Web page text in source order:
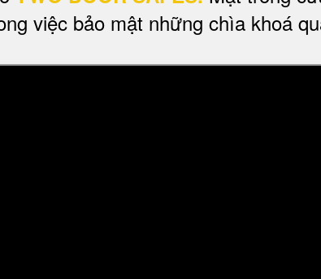
việc bảo mật những chìa khoá